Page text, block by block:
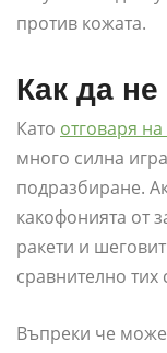
против кожата.
Как да не
Като отговаря
много силна
подразбиране.
какофонията от
ракети и
сравнително тих
Въпреки че